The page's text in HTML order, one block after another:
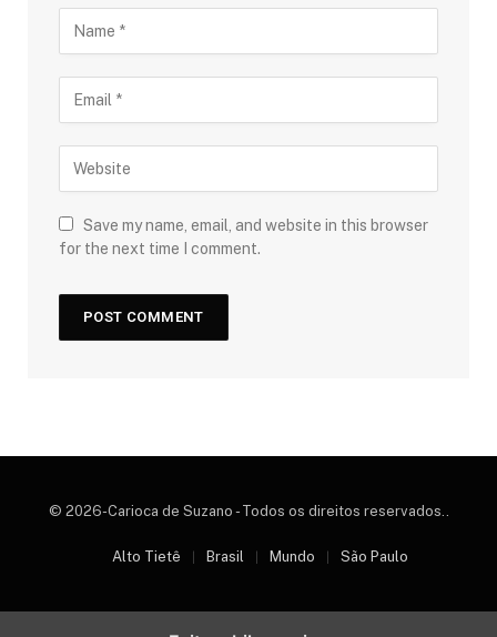
Save my name, email, and website in this browser
for the next time I comment.
© 2026-Carioca de Suzano - Todos os direitos reservados..
Alto Tietê Brasil Mundo São Paulo